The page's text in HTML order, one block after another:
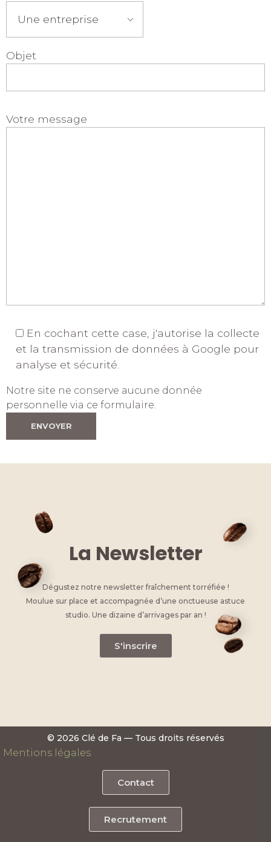
Objet
Votre message
En cochant cette case, j'autorise la collecte
et la transmission de données à Google pour
analyse et sécurité.
Notre site ne conserve aucune donnée
personnelle via ce formulaire.
La Newsletter
Dégustez notre newsletter fraîchement torréfiée !
Moulue sur place et accompagnée d’une onctueuse astuce
studio. Une dizaine d’arrivages par an !
S'inscrire
© 2026 Clé de Fa — Tous droits réservés
Mentions légales
Contact
Recrutement